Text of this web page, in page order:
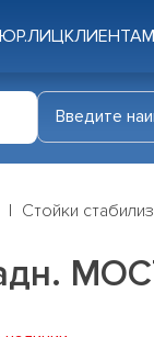
КЛИЕНТАМ
Стойки